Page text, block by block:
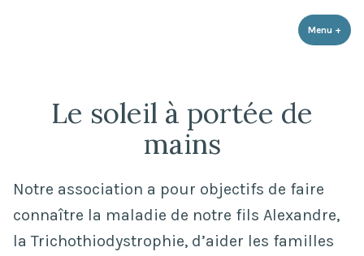
de notre fils, la Trichothiodystrophie, d'aider les familles touchées et
Menu +
Le soleil à portée de
mains
Notre association a pour objectifs de faire
connaître la maladie de notre fils Alexandre,
la Trichothiodystrophie, d’aider les familles